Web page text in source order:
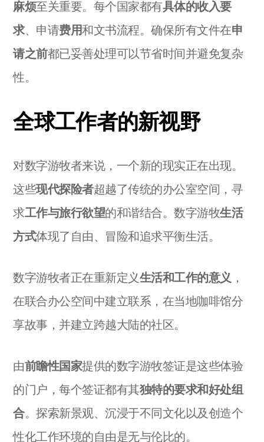
麻烦至关重要。每个国家都有具体的收入要
求、申请费用和文书流程。确保所有文件在申
请之前都已妥善处理可以节省时间并避免复杂
性。
全球工作者的新视野
对数字游牧者来说，一个新的现实正在出现。
这些现代探险者超越了传统的办公室空间，寻
求工作与旅行欲望的和谐结合。数字游牧生活
方式体现了自由、冒险和追求平衡生活。
数字游牧者正在重新定义生活和工作的意义 ，
在联合办公空间中建立联系，在当地咖啡馆分
享故事，并建立跨越大陆的社区。
由前瞻性国家提供的数字游牧签证是这些体验
的门户，每个签证都有其独特的要求和好处组
合。探索新景观、沉浸于不同文化以及创造个
性化工作环境的自由是无与伦比的。